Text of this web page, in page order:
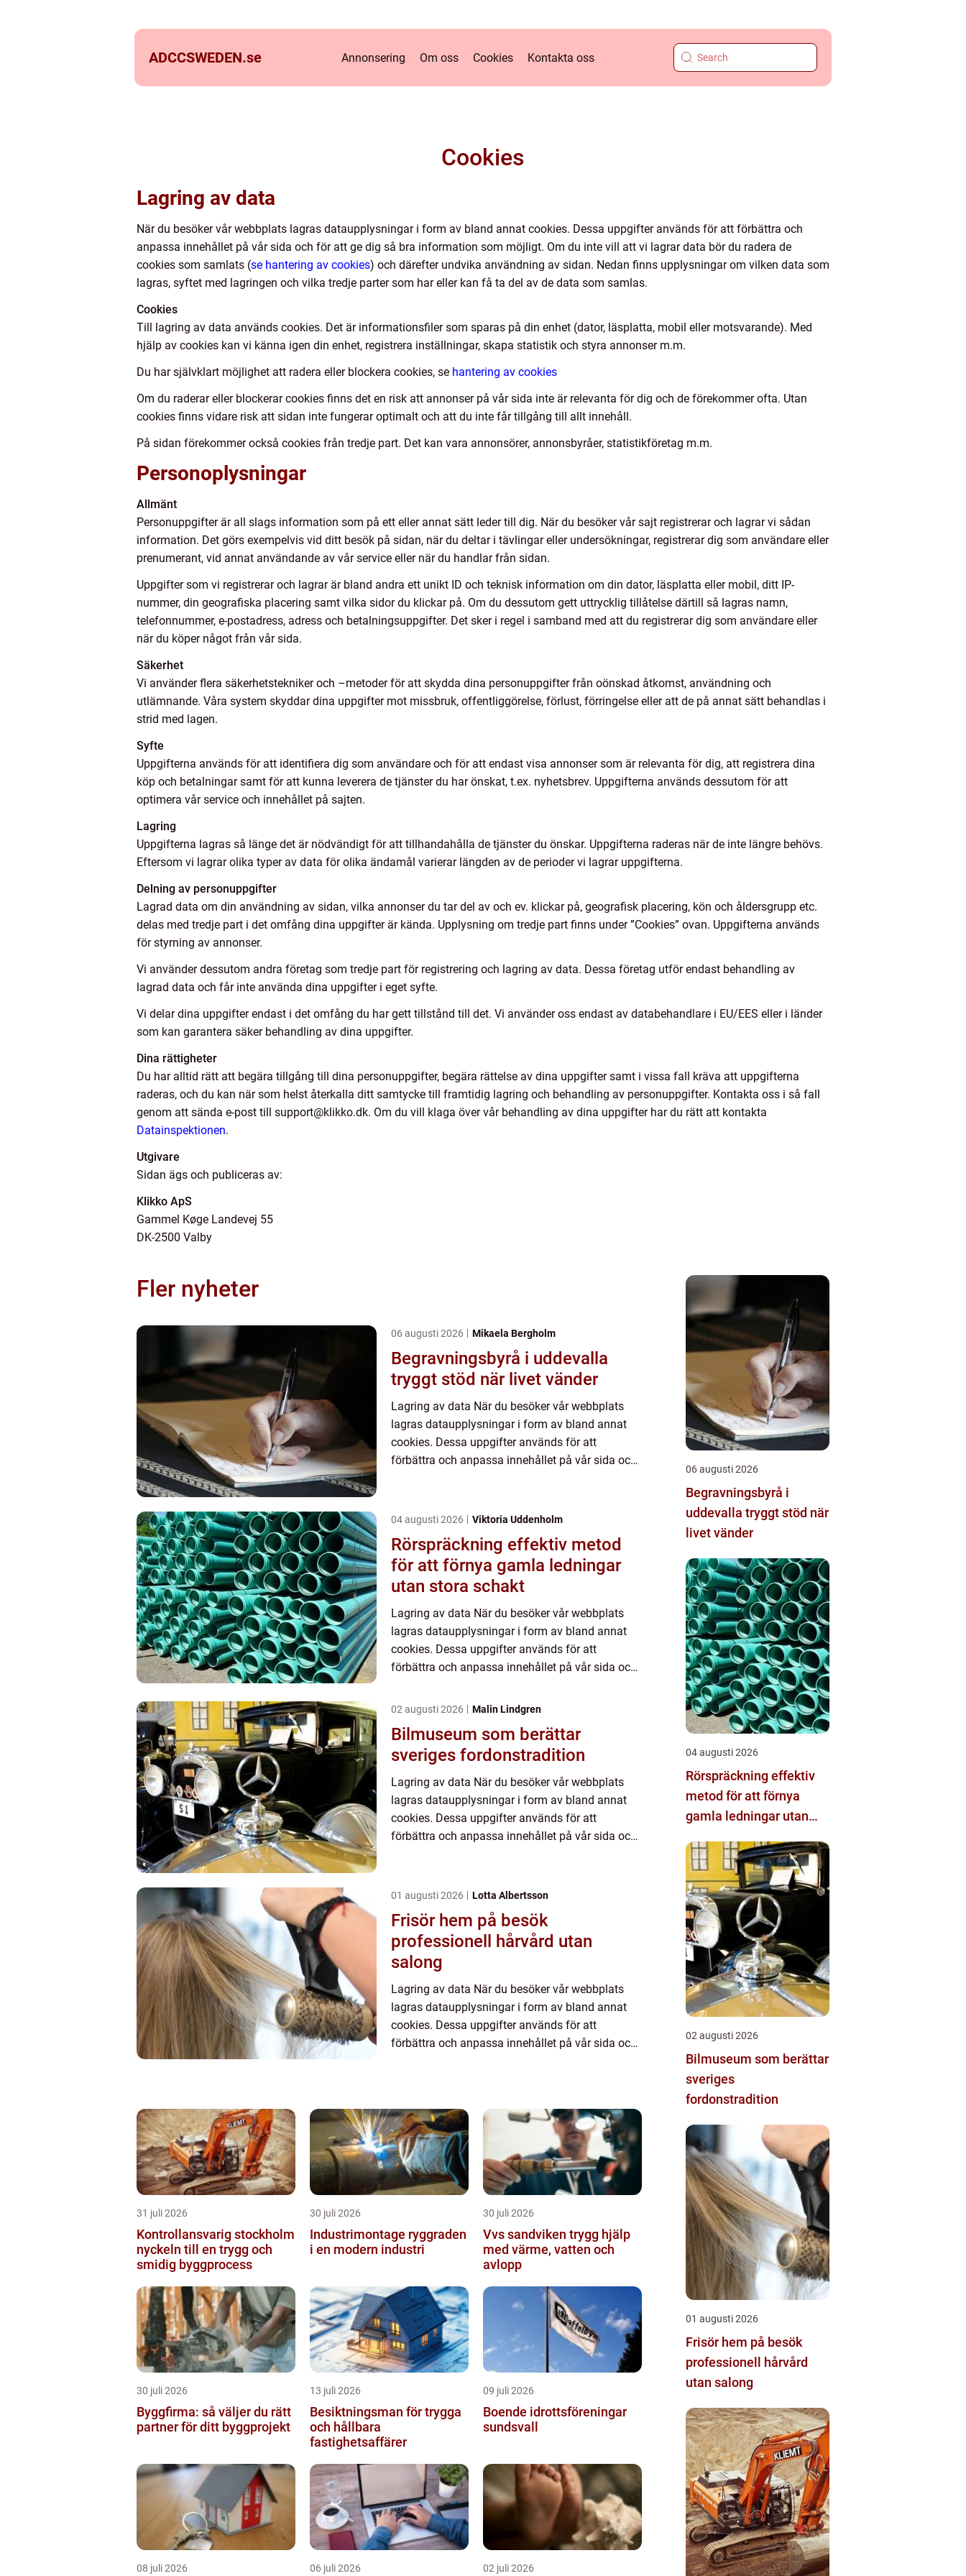
ADCCSWEDEN.se Annonsering Om oss Cookies Kontakta oss
Cookies
Lagring av data
När du besöker vår webbplats lagras dataupplysningar i form av bland annat cookies. Dessa uppgifter används för att förbättra och
anpassa innehållet på vår sida och för att ge dig så bra information som möjligt. Om du inte vill att vi lagrar data bör du radera de
cookies som samlats (se hantering av cookies) och därefter undvika användning av sidan. Nedan finns upplysningar om vilken data som
lagras, syftet med lagringen och vilka tredje parter som har eller kan få ta del av de data som samlas.
Cookies
Till lagring av data används cookies. Det är informationsfiler som sparas på din enhet (dator, läsplatta, mobil eller motsvarande). Med
hjälp av cookies kan vi känna igen din enhet, registrera inställningar, skapa statistik och styra annonser m.m.
Du har självklart möjlighet att radera eller blockera cookies, se hantering av cookies
Om du raderar eller blockerar cookies finns det en risk att annonser på vår sida inte är relevanta för dig och de förekommer ofta. Utan
cookies finns vidare risk att sidan inte fungerar optimalt och att du inte får tillgång till allt innehåll.
På sidan förekommer också cookies från tredje part. Det kan vara annonsörer, annonsbyråer, statistikföretag m.m.
Personoplysningar
Allmänt
Personuppgifter är all slags information som på ett eller annat sätt leder till dig. När du besöker vår sajt registrerar och lagrar vi sådan
information. Det görs exempelvis vid ditt besök på sidan, när du deltar i tävlingar eller undersökningar, registrerar dig som användare eller
prenumerant, vid annat användande av vår service eller när du handlar från sidan.
Uppgifter som vi registrerar och lagrar är bland andra ett unikt ID och teknisk information om din dator, läsplatta eller mobil, ditt IP-
nummer, din geografiska placering samt vilka sidor du klickar på. Om du dessutom gett uttrycklig tillåtelse därtill så lagras namn,
telefonnummer, e-postadress, adress och betalningsuppgifter. Det sker i regel i samband med att du registrerar dig som användare eller
när du köper något från vår sida.
Säkerhet
Vi använder flera säkerhetstekniker och –metoder för att skydda dina personuppgifter från oönskad åtkomst, användning och
utlämnande. Våra system skyddar dina uppgifter mot missbruk, offentliggörelse, förlust, förringelse eller att de på annat sätt behandlas i
strid med lagen.
Syfte
Uppgifterna används för att identifiera dig som användare och för att endast visa annonser som är relevanta för dig, att registrera dina
köp och betalningar samt för att kunna leverera de tjänster du har önskat, t.ex. nyhetsbrev. Uppgifterna används dessutom för att
optimera vår service och innehållet på sajten.
Lagring
Uppgifterna lagras så länge det är nödvändigt för att tillhandahålla de tjänster du önskar. Uppgifterna raderas när de inte längre behövs.
Eftersom vi lagrar olika typer av data för olika ändamål varierar längden av de perioder vi lagrar uppgifterna.
Delning av personuppgifter
Lagrad data om din användning av sidan, vilka annonser du tar del av och ev. klickar på, geografisk placering, kön och åldersgrupp etc.
delas med tredje part i det omfång dina uppgifter är kända. Upplysning om tredje part finns under ”Cookies” ovan. Uppgifterna används
för styrning av annonser.
Vi använder dessutom andra företag som tredje part för registrering och lagring av data. Dessa företag utför endast behandling av
lagrad data och får inte använda dina uppgifter i eget syfte.
Vi delar dina uppgifter endast i det omfång du har gett tillstånd till det. Vi använder oss endast av databehandlare i EU/EES eller i länder
som kan garantera säker behandling av dina uppgifter.
Dina rättigheter
Du har alltid rätt att begära tillgång till dina personuppgifter, begära rättelse av dina uppgifter samt i vissa fall kräva att uppgifterna
raderas, och du kan när som helst återkalla ditt samtycke till framtidig lagring och behandling av personuppgifter. Kontakta oss i så fall
genom att sända e-post till support@klikko.dk. Om du vill klaga över vår behandling av dina uppgifter har du rätt att kontakta
Datainspektionen.
Utgivare
Sidan ägs och publiceras av:
Klikko ApS
Gammel Køge Landevej 55
DK-2500 Valby
Fler nyheter
06 augusti 2026 Mikaela Bergholm
Begravningsbyrå i uddevalla
tryggt stöd när livet vänder
Lagring av data När du besöker vår webbplats
lagras dataupplysningar i form av bland annat
cookies. Dessa uppgifter används för att
förbättra och anpassa innehållet på vår sida och
04 augusti 2026 Viktoria Uddenholm
Rörspräckning effektiv metod
för att förnya gamla ledningar
utan stora schakt
Lagring av data När du besöker vår webbplats
lagras dataupplysningar i form av bland annat
cookies. Dessa uppgifter används för att
förbättra och anpassa innehållet på vår sida och
du inte vill att vi...
02 augusti 2026 Malin Lindgren
Bilmuseum som berättar
sveriges fordonstradition
Lagring av data När du besöker vår webbplats
lagras dataupplysningar i form av bland annat
cookies. Dessa uppgifter används för att
förbättra och anpassa innehållet på vår sida och
01 augusti 2026 Lotta Albertsson
Frisör hem på besök
professionell hårvård utan
salong
Lagring av data När du besöker vår webbplats
lagras dataupplysningar i form av bland annat
cookies. Dessa uppgifter används för att
förbättra och anpassa innehållet på vår sida och
31 juli 2026
Kontrollansvarig stockholm
nyckeln till en trygg och
smidig byggprocess
30 juli 2026
Industrimontage ryggraden
i en modern industri
30 juli 2026
Vvs sandviken trygg hjälp
med värme, vatten och
avlopp
30 juli 2026
Byggfirma: så väljer du rätt
partner för ditt byggprojekt
13 juli 2026
Besiktningsman för trygga
och hållbara
fastighetsaffärer
09 juli 2026
Boende idrottsföreningar
sundsvall
08 juli 2026 06 juli 2026 02 juli 2026
06 augusti 2026
Begravningsbyrå i
uddevalla tryggt stöd när
livet vänder
04 augusti 2026
Rörspräckning effektiv
metod för att förnya
gamla ledningar utan
02 augusti 2026
Bilmuseum som berättar
sveriges
fordonstradition
01 augusti 2026
Frisör hem på besök
professionell hårvård
utan salong